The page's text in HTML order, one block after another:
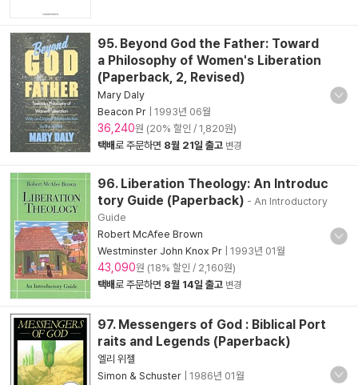
95. Beyond God the Father: Toward
a Philosophy of Women's Liberation
(Paperback, 2, Revised)
Mary Daly
Beacon Pr
1993년 06월
36,240원 (20% 할인 / 1,820원)
택배로 주문하면 8월 21일 출고 변경
96. Liberation Theology: An Introduc
tory Guide (Paperback) - An Introductory
Guide
Robert McAfee Brown
Westminster John Knox Pr
1993년 01월
43,090원 (18% 할인 / 2,160원)
택배로 주문하면 8월 14일 출고 변경
97. Messengers of God : Biblical Port
raits and Legends (Paperback)
엘리 위젤
Simon & Schuster
1986년 01월